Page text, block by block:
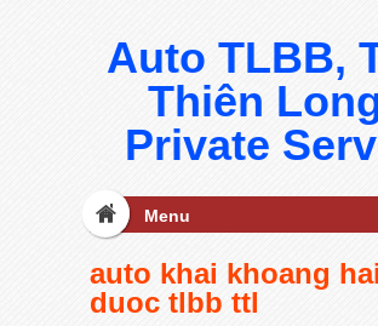
Auto TLBB,
Thiên
Private
Menu
auto khai khoang hai
duoc tlbb ttl